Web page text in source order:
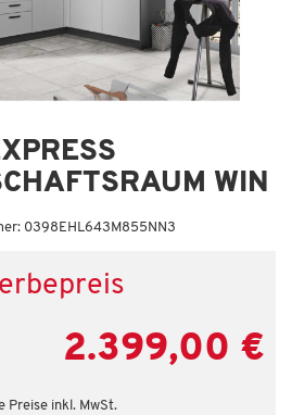
WIN
0398EHL643M855NN3
2.399,00 €
Preise inkl. MwSt.